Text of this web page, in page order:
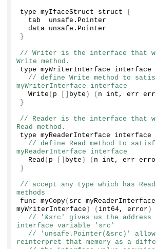
type myIfaceStruct struct {
  tab  unsafe.
Pointer
  data unsafe.
Pointer
}
// Writer is the interface that
Write method.
type myWriterInterface interface
// define Write method to
myWriterInterface interface
Write ( p byte ) ( n int, err
}
// Reader is the interface that
Read method.
type myReaderInterface interface
// define Read method to
myReaderInterface interface
Read ( p byte ) ( n int, err
}
// accept any type which has
methods
func myCopy( src
myWriterInterface ) ( int64, error )
// '&src' gives us the address
interface variable 'src'
// 'unsafe.Pointer(&src)'
reinterpret that memory as a